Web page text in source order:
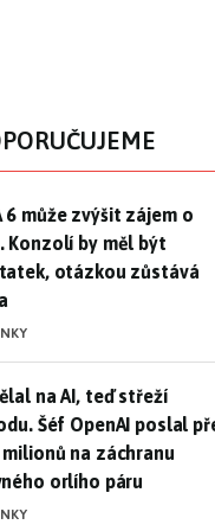
6 může zvýšit zájem o
6 může zvýšit zájem o
Konzolí by měl být
otázkou zůstává
na AI, teď střeží
na AI, teď střeží
Šéf OpenAI poslal
milionů na záchranu
orlího páru